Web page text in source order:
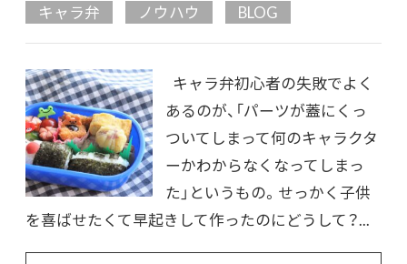
キャラ弁 ノウハウ BLOG
キャラ弁初心者の失敗でよく
あるのが、「パーツが蓋にくっ
ついてしまって何のキャラクタ
ーかわからなくなってしまっ
た」というもの。せっかく子供
を喜ばせたくて早起きして作ったのにどうして？...